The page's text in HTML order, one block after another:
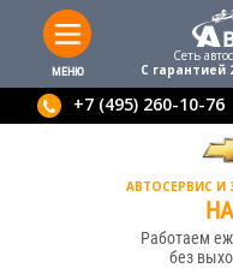
МЕНЮ
Сеть
С гарантией
+7 (495) 260-10-76
АВТОСЕРВИС И
Работаем
без